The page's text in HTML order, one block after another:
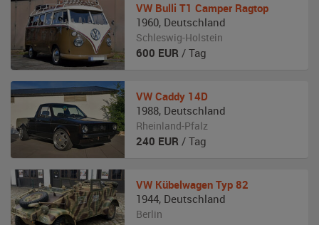
VW Bulli T1 Camper Ragtop
1960, Deutschland
Schleswig-Holstein
600 EUR / Tag
VW Caddy 14D
1988, Deutschland
Rheinland-Pfalz
240 EUR / Tag
VW Kübelwagen Typ 82
1944, Deutschland
Berlin